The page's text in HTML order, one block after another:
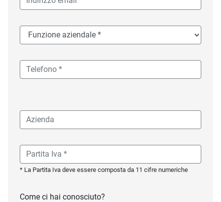
* La Partita Iva deve essere composta da 11 cifre numeriche
Come ci hai conosciuto?